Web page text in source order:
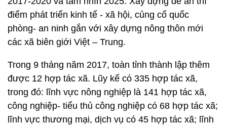
điểm phát triển kinh tế - xã hội, củng cố quốc
phòng- an ninh gắn với xây dựng nông thôn mới
các xã biên giới Việt – Trung.
Trong 9 tháng năm 2017, toàn tỉnh thành lập thêm
được 12 hợp tác xã. Lũy kế có 335 hợp tác xã,
trong đó: lĩnh vực nông nghiệp là 141 hợp tác xã,
công nghiệp- tiểu thủ công nghiệp có 68 hợp tác xã;
lĩnh vực thương mại, dịch vụ có 45 hợp tác xã; lĩnh